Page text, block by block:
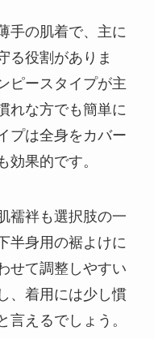
手の肌着で、主に
る役割がありま
ピースタイプが主
れな方でも簡単に
プは全身をカバー
効果的です。
襦袢も選択肢の一
半身用の裾よけに
せて調整しやすい
、着用には少し慣
言えるでしょう。